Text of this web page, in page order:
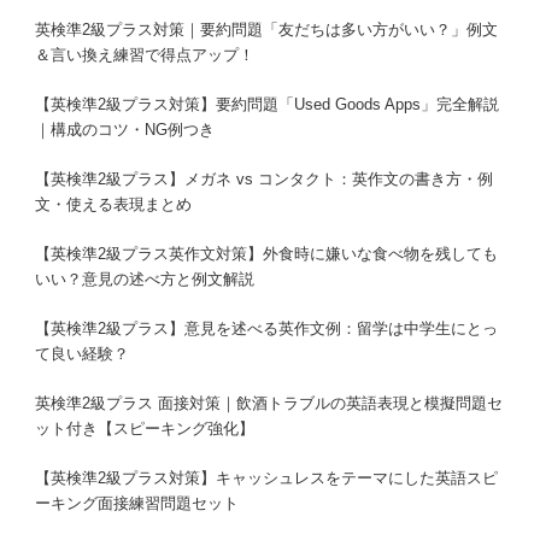
英検準2級プラス対策｜要約問題「友だちは多い方がいい？」例文
＆言い換え練習で得点アップ！
【英検準2級プラス対策】要約問題「Used Goods Apps」完全解説
｜構成のコツ・NG例つき
【英検準2級プラス】メガネ vs コンタクト：英作文の書き方・例
文・使える表現まとめ
【英検準2級プラス英作文対策】外食時に嫌いな食べ物を残しても
いい？意見の述べ方と例文解説
【英検準2級プラス】意見を述べる英作文例：留学は中学生にとっ
て良い経験？
英検準2級プラス 面接対策｜飲酒トラブルの英語表現と模擬問題セ
ット付き【スピーキング強化】
【英検準2級プラス対策】キャッシュレスをテーマにした英語スピ
ーキング面接練習問題セット